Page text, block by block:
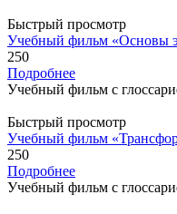
Быстрый просмотр
Учебный фильм «Основы
250
Подробнее
Учебный фильм с
Быстрый просмотр
Учебный фильм
250
Подробнее
Учебный фильм с